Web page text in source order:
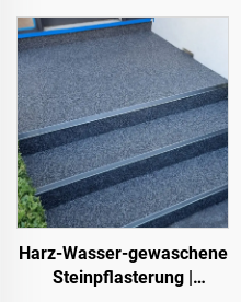
Harz-Wasser-gewaschene
Steinpflasterung |